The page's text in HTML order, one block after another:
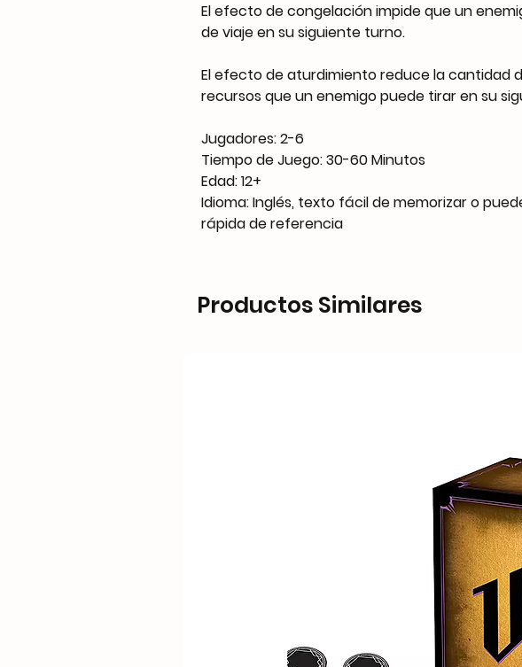
El efecto de congelación impide que un
de viaje en su siguiente turno.
El efecto de aturdimiento reduce la cantidad
recursos que un enemigo puede tirar en su
Jugadores: 2-6
Tiempo de Juego: 30-60 Minutos
Edad: 12+
Idioma: Inglés, texto fácil de memorizar o
rápida de referencia
Productos Similares